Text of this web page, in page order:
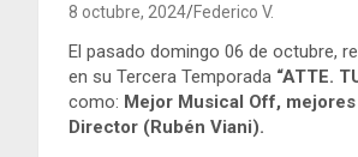
8 octubre, 2024 Federico V.
El pasado domingo 06 de octubre,
en su Tercera Temporada “ATTE.
como: Mejor Musical Off,
Director (Rubén Viani).